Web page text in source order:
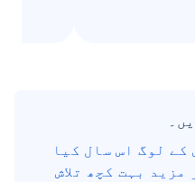
کے لوگ اس سال کیا
بہت کچھ تلاش